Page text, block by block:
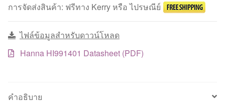
และ
ชิ้น
การจัดส่งสินค้า: ฟรีทาง Kerry หรือ ไปรษณีย์
ไฟล์ข้อมูลสำหรับดาวน์โหลด
Hanna HI991401 Datasheet (PDF)
คำอธิบาย